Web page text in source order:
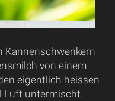
Kannenschwenkern
von einem
eigentlich heissen
Luft untermischt.